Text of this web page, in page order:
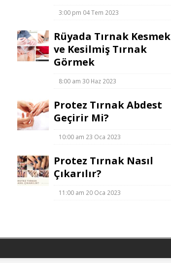
3:00 pm 04 Tem 2023
Rüyada Tırnak Kesmek
ve Kesilmiş Tırnak
Görmek
8:00 am 30 Haz 2023
Protez Tırnak Abdest
Geçirir Mi?
10:00 am 23 Oca 2023
Protez Tırnak Nasıl
Çıkarılır?
11:00 am 20 Oca 2023